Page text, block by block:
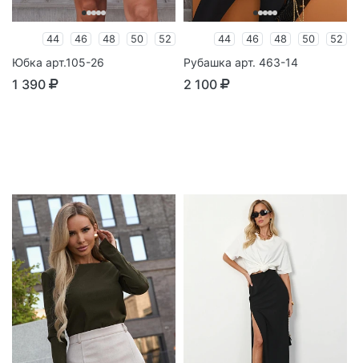
44 46 48 50 52
Юбка арт.105-26
1 390
44 46 48 50 52
Рубашка арт. 463-14
2 100